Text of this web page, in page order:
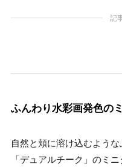
記
ふんわり水彩画発色の
自然と頬に溶け込むよう
「デュアルチーク」のミ